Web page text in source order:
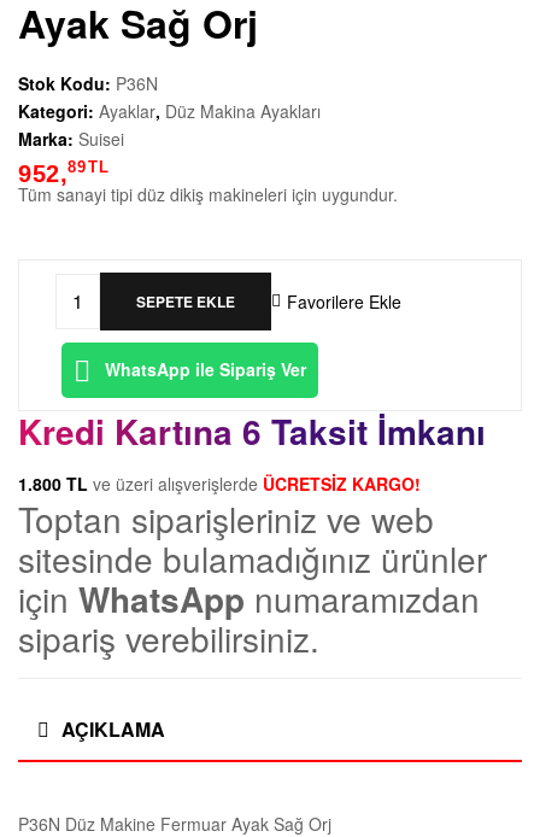
d
e
k
ç
a
|
T
e
k
Ayak Sağ Orj
Stok Kodu: P36N
Kategori: Ayaklar, Düz Makina Ayakları
Marka: Suisei
952,89TL
Tüm sanayi tipi düz dikiş makineleri için uygundur.
P36N
Düz
Makine
Fermuar
Ayak
Orj
adet
SEPETE EKLE Favorilere Ekle
WhatsApp ile Sipariş Ver
Kredi Kartına 6 Taksit İmkanı
1.800 TL ve üzeri alışverişlerde ÜCRETSİZ KARGO!
Toptan siparişleriniz ve web
sitesinde bulamadığınız ürünler
için WhatsApp numaramızdan
sipariş verebilirsiniz.
AÇIKLAMA
P36N Düz Makine Fermuar Ayak Sağ Orj